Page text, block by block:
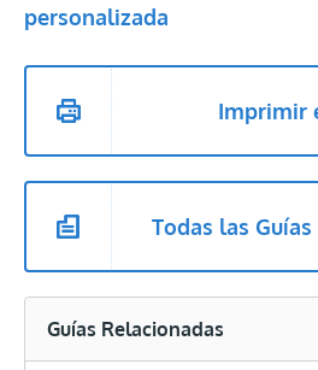
personalizada
Imprimir
Todas las
Guías Relacionadas